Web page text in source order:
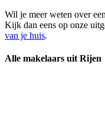
Wil je meer weten over
Kijk dan eens op onze
van je huis.
Alle makelaars uit Rijen